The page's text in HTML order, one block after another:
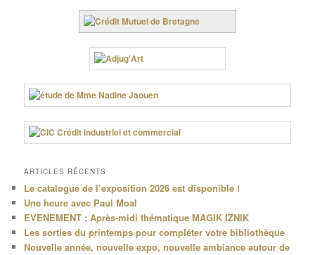
ARTICLES RÉCENTS
Le catalogue de l’exposition 2026 est disponible !
Une heure avec Paul Moal
EVENEMENT : Après-midi thématique MAGIK IZNIK
Les sorties du printemps pour compléter votre bibliothèque
Nouvelle année, nouvelle expo, nouvelle ambiance autour de